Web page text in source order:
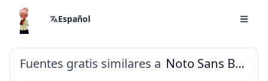
Español
Fuentes gratis similares a Noto Sans Batak